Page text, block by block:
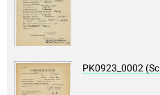
PK0923_0002